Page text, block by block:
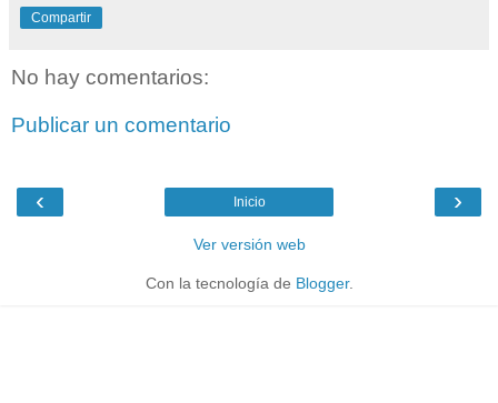
Compartir
No hay comentarios:
Publicar un comentario
‹ ›
Inicio
Ver versión web
Con la tecnología de Blogger.